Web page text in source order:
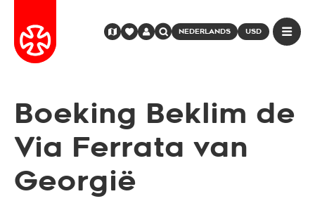
NEDERLANDS USD
Boeking Beklim de
Via Ferrata van
Georgië